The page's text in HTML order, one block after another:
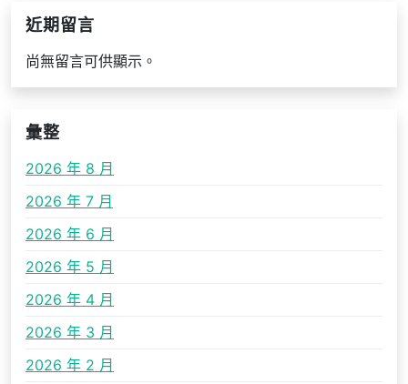
近期留言
尚無留言可供顯示。
彙整
2026 年 8 月
2026 年 7 月
2026 年 6 月
2026 年 5 月
2026 年 4 月
2026 年 3 月
2026 年 2 月